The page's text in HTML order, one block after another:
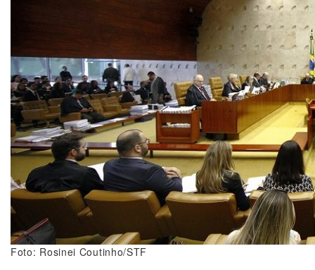
Foto: Rosinei Coutinho/STF